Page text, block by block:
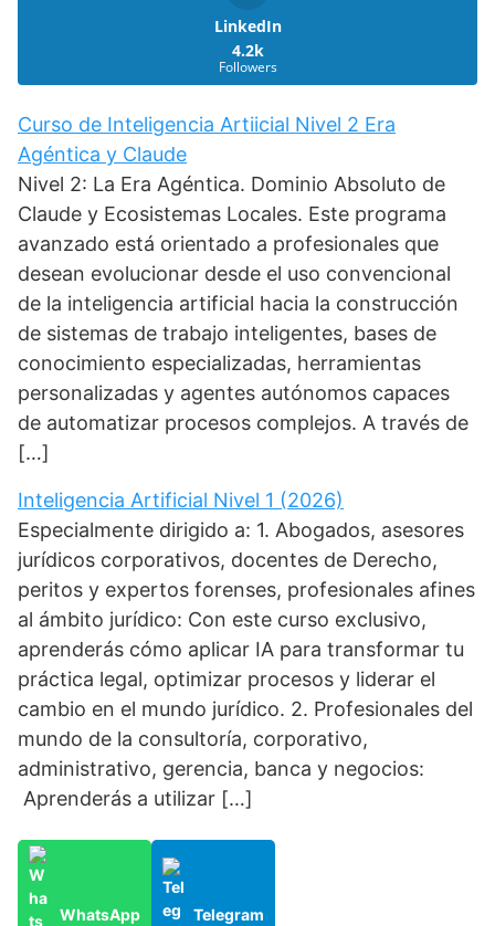
LinkedIn
4.2k
Followers
Curso de Inteligencia Artiicial Nivel 2 Era
Agéntica y Claude
Nivel 2: La Era Agéntica. Dominio Absoluto de
Claude y Ecosistemas Locales. Este programa
avanzado está orientado a profesionales que
desean evolucionar desde el uso convencional
de la inteligencia artificial hacia la construcción
de sistemas de trabajo inteligentes, bases de
conocimiento especializadas, herramientas
personalizadas y agentes autónomos capaces
de automatizar procesos complejos. A través de
[…]
Inteligencia Artificial Nivel 1 (2026)
Especialmente dirigido a: 1. Abogados, asesores
jurídicos corporativos, docentes de Derecho,
peritos y expertos forenses, profesionales afines
al ámbito jurídico: Con este curso exclusivo,
aprenderás cómo aplicar IA para transformar tu
práctica legal, optimizar procesos y liderar el
cambio en el mundo jurídico. 2. Profesionales del
mundo de la consultoría, corporativo,
administrativo, gerencia, banca y negocios:
Aprenderás a utilizar […]
WhatsApp Telegram